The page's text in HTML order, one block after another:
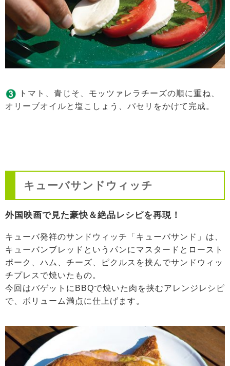
トマト、青じそ、モッツァレラチーズの順に重ね、
オリーブオイルと塩こしょう、パセリをかけて完成。
キューバサンドウィッチ
外国映画で見た豪快＆絶品レシピを再現！
キューバ発祥のサンドウィッチ「キューバサンド」は、
キューバンブレッドというパンにマスタードとロースト
ポーク、ハム、チーズ、ピクルスを挟んでサンドウィッ
チプレスで焼いたもの。
今回はバゲットにBBQで焼いた肉を挟むアレンジレシピ
で、ボリューム満点に仕上げます。